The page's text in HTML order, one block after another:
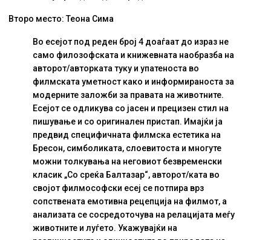
Второ место: Теона Сима
Во есејот под реден број 4 доаѓаат до израз не
само филозофската и книжевната наобразба на
авторот/авторката туку и упатеноста во
филмската уметност како и информираноста за
модерните заложби за правата на животните.
Есејот се одликува со јасен и прецизен стил на
пишување и со оригинален пристап. Имајќи ја
предвид специфичната филмска естетика на
Бресон, симболиката, слоевитоста и многуте
можни толкувања на неговиот безвременски
класик „Со среќа Балтазар“, авторот/ката во
својот филмософски есеј се потпира врз
сопствената емотивна рецепција на филмот, а
анализата се сосредоточува на релацијата меѓу
животните и луѓето. Укажувајќи на